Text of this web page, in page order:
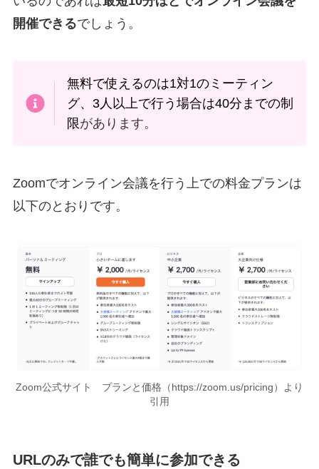
開催できるでしょう。
無料で使えるのは1対1のミーティン
グ、3人以上で行う場合は40分までの制
限があります。
Zoomでオンライン会議を行う上での料金プランは
以下のとおりです。
Zoom公式サイト プランと価格（https://zoom.us/pricing）より
引用
URLのみで誰でも簡単に参加できる